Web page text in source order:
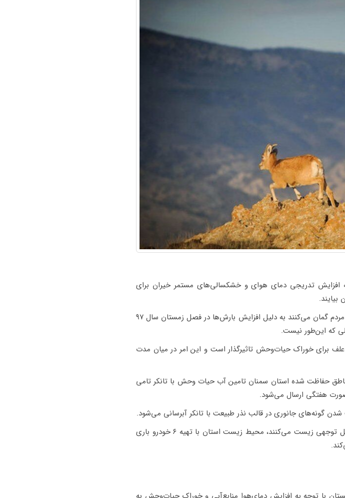
تدریجی دمای هوای و خشکسالی‌های مستمر خیران برای
امیر عبدوس ادامه داد: بسیاری از فعالان محیط زیستی و اقشار مردم گمان می‌کنند به دلیل افزایش بارش‌ها در فصل زمستان سال ۹۷
که این‌طور نیست.
برای خوراک حیات‌وحش تاثیرگذار است و این امر در میان مدت
حفاظت شده استان سمنان تامین آب حیات وحش با تانکر تامی
گونه‌های جانوری در قالب نذر طبیعت با تانکر آبرسانی می‌شود.
وی تصریح کرد: در مناطق خوش ییلاق که گونه‌های جانوری قابل توجهی زیست می‌کنند، محیط زیست استان با تهیه ۶ خودرو باری